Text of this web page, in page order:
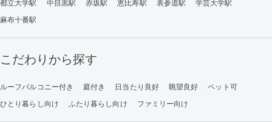
都立大学駅
中目黒駅 赤坂駅 恵比寿駅 表参道駅
学芸大学駅
麻布十番駅
こだわりから探す
ルーフバルコニー付き 庭付き 日当たり良好 眺望良好
ペット可
ひとり暮らし向け
ふたり暮らし向け ファミリー向け